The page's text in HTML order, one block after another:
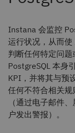
Instana 会监控
运行状况，从而
判断任何特定问
PostgreSQL 本身
KPI，并将其与预
任何不符合相关规
（通过电子邮件
户发出警报）。